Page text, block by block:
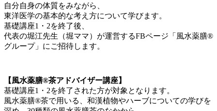
自分自身の体質をみながら、
東洋医学の基本的な考え方について学びます。
基礎講座1・2を終了後、
代表の堀江先生（堀ママ）が運営するFBページ「風水薬膳®
グループ」にご招待します。
【風水薬膳®茶アドバイザー講座】
基礎講座1・2を終了された方が対象となります。
風水薬膳®︎茶で用いる、和漢植物やハーブについての学びを